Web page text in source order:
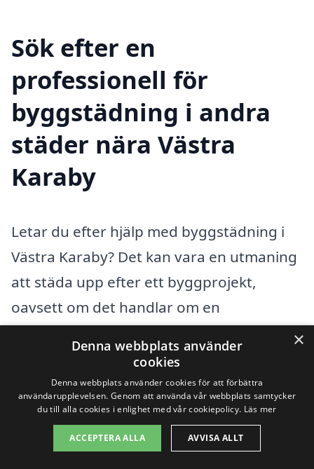
Sök efter en
professionell för
byggstädning i andra
städer nära Västra
Karaby
Letar du efter hjälp med byggstädning i
Västra Karaby? Det kan vara en utmaning
att städa upp efter ett byggprojekt,
oavsett om det handlar om en
gånger kräver denna typ av städning en
erfarenhet och know-how som endast
professionella städfirmor kan erbjuda.
Genom att använda plattformen xn--
×
Denna webbplats använder
cookies
Denna webbplats använder cookies för att förbättra
användarupplevelsen. Genom att använda vår webbplats samtycker
du till alla cookies i enlighet med vår cookiepolicy. Läs mer
ACCEPTERA ALLA AVVISA ALLT